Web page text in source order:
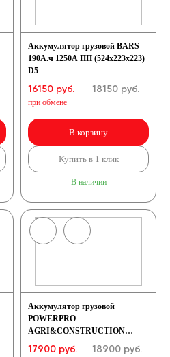
Аккумулятор грузовой BARS
190А.ч 1250А ПП (524x223x223)
D5
16150 руб.
при обмене
18150руб.
В корзину
Купить в 1 клик
В наличии
Аккумулятор грузовой
POWERPRO
AGRI&CONSTRUCTION
EJ1102 110 Ач
17900 руб. 18900руб.